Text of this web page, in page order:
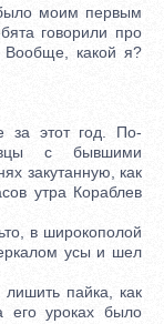
моим первым
говорили про
какой я?
этот год. По-
с бывшими
закутанную, как
утра Кораблев
в широкополой
усы и шел
пайка, как
его уроках было